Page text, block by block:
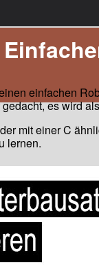
einfachen
es wird
mit einer C
lernen.